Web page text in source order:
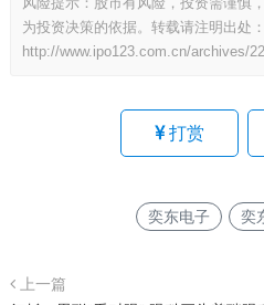
为投资决策的依据。转载请注明出处：
http://www.ipo123.com.cn/archives/
打赏
奕东电子 奕
上一篇